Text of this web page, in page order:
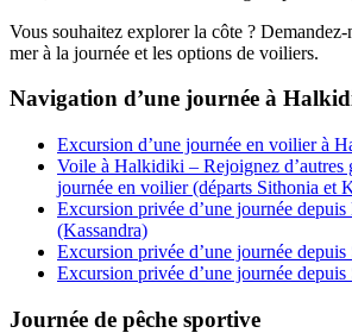
Vous souhaitez explorer la côte ?
mer à la journée et les options de voiliers.
Navigation d’une journée à
Excursion d’une journée en voilier à
Voile à Halkidiki – Rejoignez d’autres
journée en voilier (départs Sithonia et
Excursion privée d’une journée
(Kassandra)
Excursion privée d’une journée depuis
Excursion privée d’une journée depuis
Journée de pêche sportive